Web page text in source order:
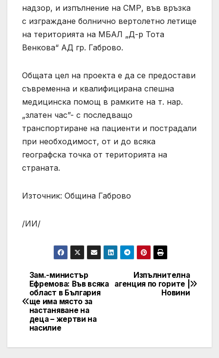
надзор, и изпълнение на СМР, във връзка
с изграждане болнично вертолетно летище
на територията на МБАЛ „Д-р Тота
Венкова“ АД гр. Габрово.
Общата цел на проекта е да се предостави
съвременна и квалифицирана спешна
медицинска помощ в рамките на т. нар.
„златен час”- с последващо
транспортиране на пациенти и пострадали
при необходимост, от и до всяка
географска точка от територията на
страната.
Източник: Община Габрово
/ИИ/
Post
navigation
Изпълнителна
агенция по горите |
Новини
Зам.-министър
Ефремова: Във всяка
област в България
ще има място за
настаняване на
деца – жертви на
насилие